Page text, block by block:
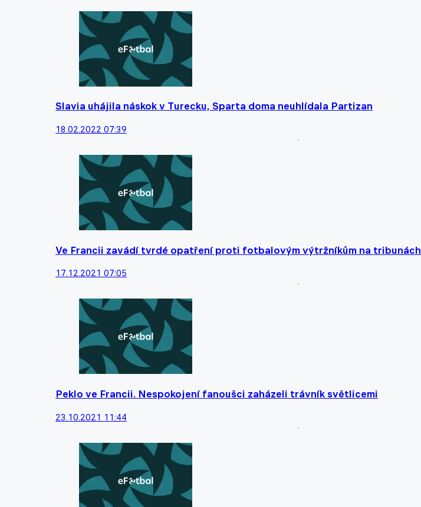
Slavia uhájila náskok v Turecku, Sparta doma neuhlídala Partizan
18.02.2022 07:39
Ve Francii zavádí tvrdé opatření proti fotbalovým výtržníkům na tribunách
17.12.2021 07:05
Peklo ve Francii. Nespokojení fanoušci zaházeli trávník světlicemi
23.10.2021 11:44